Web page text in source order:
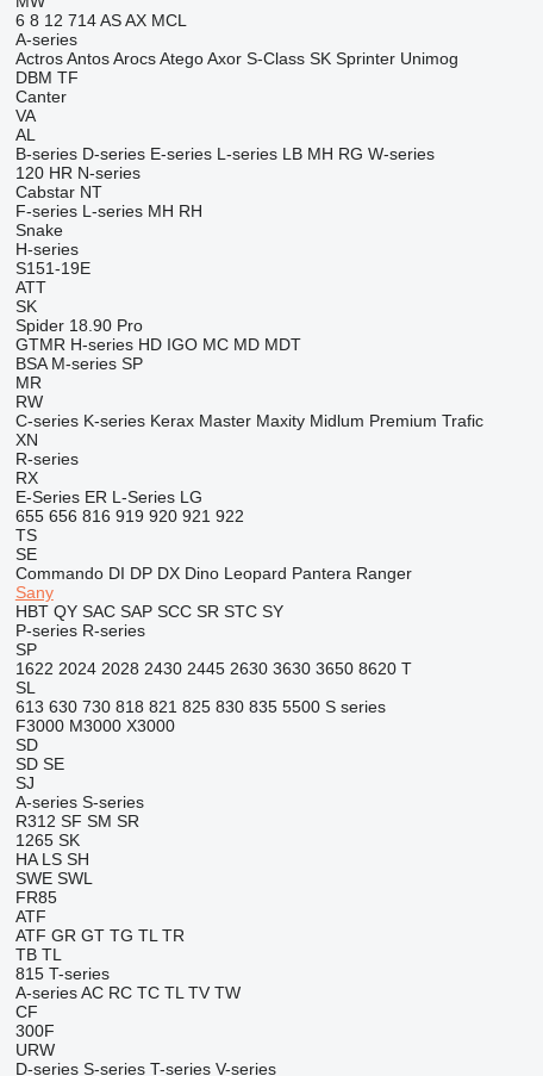
6 8 12 714 AS AX MCL
A-series
Actros Antos Arocs Atego Axor S-Class SK Sprinter Unimog
DBM TF
Canter
VA
AL
B-series D-series E-series L-series LB MH RG W-series
120 HR N-series
Cabstar NT
F-series L-series MH RH
Snake
H-series
S151-19E
ATT
SK
Spider 18.90 Pro
GTMR H-series HD IGO MC MD MDT
BSA M-series SP
MR
RW
C-series K-series Kerax Master Maxity Midlum Premium Trafic
XN
R-series
RX
E-Series ER L-Series LG
655 656 816 919 920 921 922
TS
SE
Commando DI DP DX Dino Leopard Pantera Ranger
Sany
HBT QY SAC SAP SCC SR STC SY
P-series R-series
SP
1622 2024 2028 2430 2445 2630 3630 3650 8620 T
SL
613 630 730 818 821 825 830 835 5500 S series
F3000 M3000 X3000
SD
SD SE
SJ
A-series S-series
R312 SF SM SR
1265 SK
HA LS SH
SWE SWL
FR85
ATF
ATF GR GT TG TL TR
TB TL
815 T-series
A-series AC RC TC TL TV TW
CF
300F
URW
D-series S-series T-series V-series